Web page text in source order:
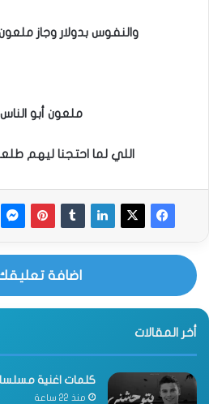
والنفوس بدولار وجاز ملعون
ملعون أبو الناس
اللي لما احتجنا ليهم
اضافة
أخر المقالات
كلمات اغنية مسلسلات
منذ 22 ساعة